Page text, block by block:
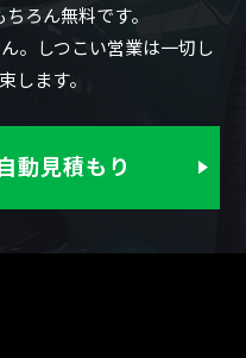
ろん無料です。
。しつこい営業は一切し
します。
動見積もり